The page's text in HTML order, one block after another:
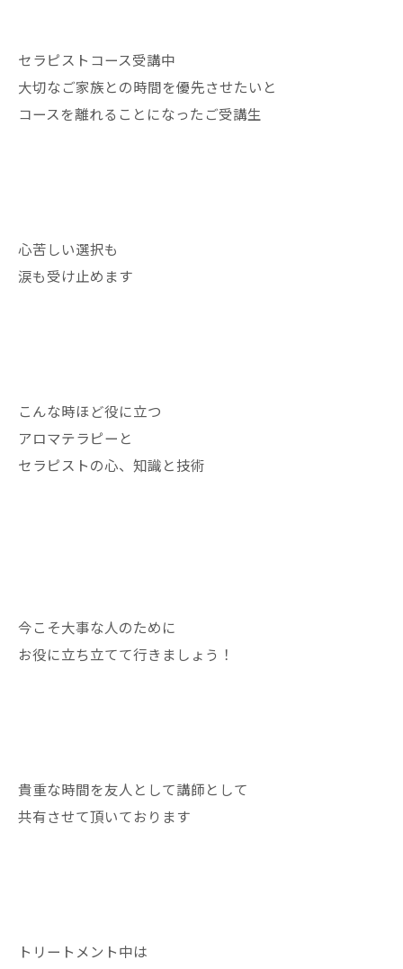
セラピストコース受講中
大切なご家族との時間を優先させたいと
コースを離れることになったご受講生
心苦しい選択も
涙も受け止めます
こんな時ほど役に立つ
アロマテラピーと
セラピストの心、知識と技術
今こそ大事な人のために
お役に立ち立てて行きましょう！
貴重な時間を友人として講師として
共有させて頂いております
トリートメント中は